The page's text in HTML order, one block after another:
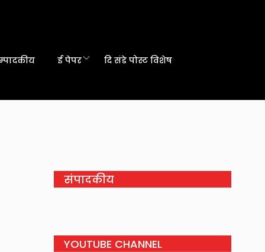
ई पेपर दि संडे पोस्ट विशेष
संपादकीय
YOUTUBE CHANNEL